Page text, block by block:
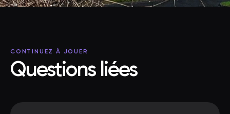
CONTINUEZ À JOUER
Questions liées